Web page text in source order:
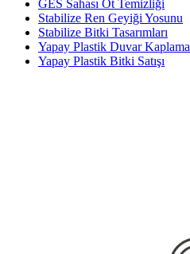
GES Sahası Ot Temizliği
Stabilize Ren Geyiği Yosunu
Stabilize Bitki Tasarımları
Yapay Plastik Duvar Kaplama
Yapay Plastik Bitki Satışı